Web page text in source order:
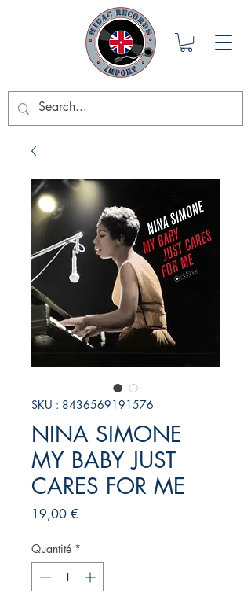
SKU : 8436569191576
NINA SIMONE
MY BABY JUST
CARES FOR ME
19,00 €Prix
Quantité *